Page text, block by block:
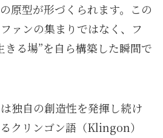
原型が形づくられます。この
ァンの集まりではなく、フ
きる場”を自ら構築した瞬間で
独自の創造性を発揮し続け
クリンゴン語（Klingon）